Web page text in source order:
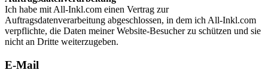
Ich habe mit All-Inkl.com einen Vertrag zur
Auftragsdatenverarbeitung abgeschlossen, in dem ich All-Inkl.com
verpflichte, die Daten meiner Website-Besucher zu schützen und sie
nicht an Dritte weiterzugeben.
E-Mail